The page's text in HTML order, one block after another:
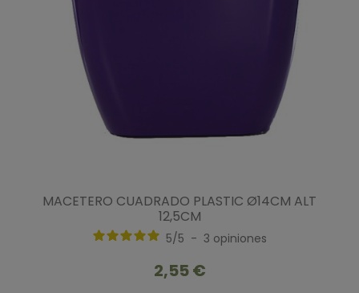
MACETERO CUADRADO PLASTIC Ø14CM ALT
12,5CM
5/5 - 3 opiniones
2,55 €